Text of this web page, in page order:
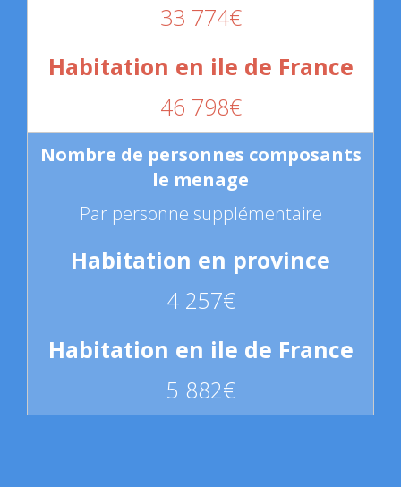
33 774€
46 798€
Par personne supplémentaire
4 257€
5 882€